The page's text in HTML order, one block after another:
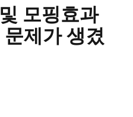
모핑효과
제가 생겼